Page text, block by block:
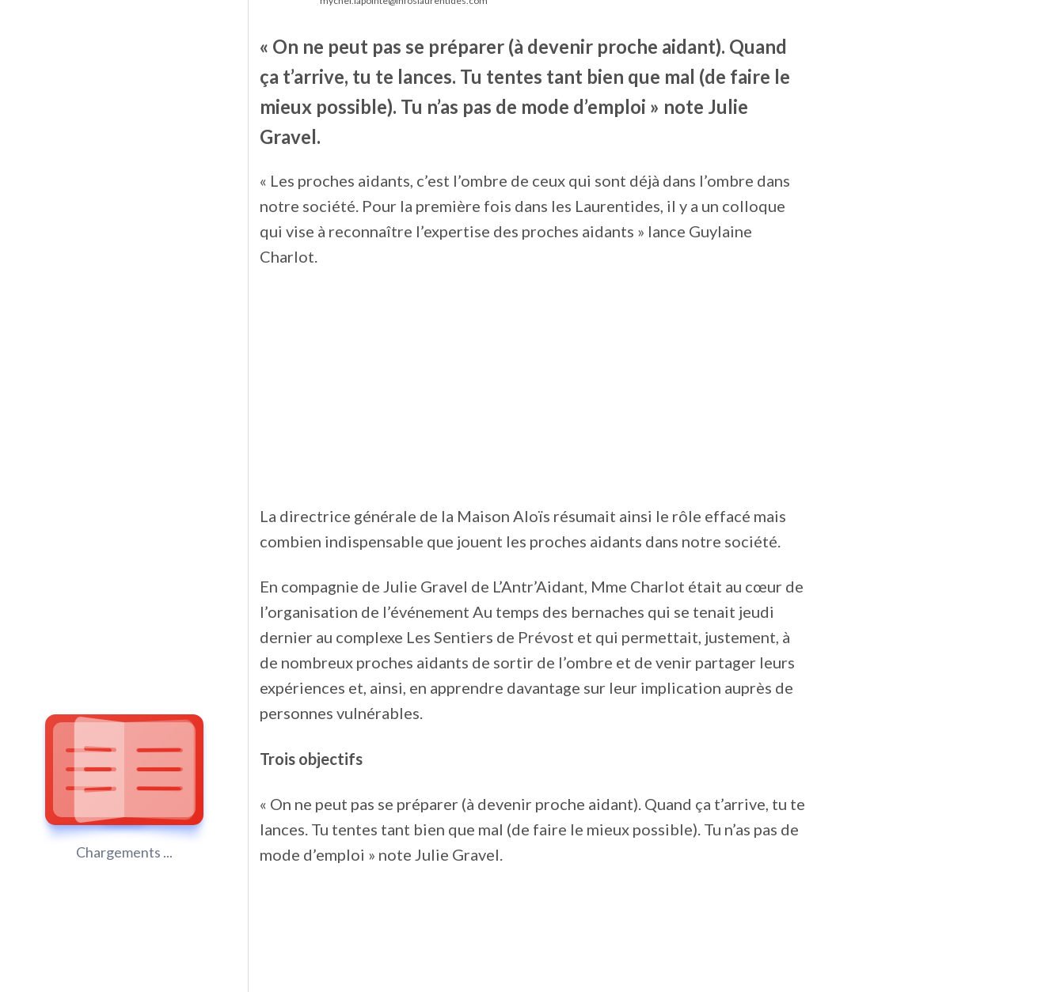
Chargements ...
« On ne peut pas se préparer (à devenir proche aidant). Quand
ça t’arrive, tu te lances. Tu tentes tant bien que mal (de faire le
mieux possible). Tu n’as pas de mode d’emploi » note Julie
Gravel.
« Les proches aidants, c’est l’ombre de ceux qui sont déjà dans l’ombre dans
notre société. Pour la première fois dans les Laurentides, il y a un colloque
qui vise à reconnaître l’expertise des proches aidants » lance Guylaine
Charlot.
La directrice générale de la Maison Aloïs résumait ainsi le rôle effacé mais
combien indispensable que jouent les proches aidants dans notre société.
En compagnie de Julie Gravel de L’Antr’Aidant, Mme Charlot était au cœur de
l’organisation de l’événement Au temps des bernaches qui se tenait jeudi
dernier au complexe Les Sentiers de Prévost et qui permettait, justement, à
de nombreux proches aidants de sortir de l’ombre et de venir partager leurs
expériences et, ainsi, en apprendre davantage sur leur implication auprès de
personnes vulnérables.
Trois objectifs
« On ne peut pas se préparer (à devenir proche aidant). Quand ça t’arrive, tu te
lances. Tu tentes tant bien que mal (de faire le mieux possible). Tu n’as pas de
mode d’emploi » note Julie Gravel.